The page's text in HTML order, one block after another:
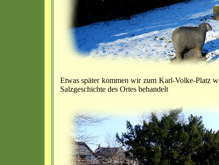
Etwas später kommen wir zum Karl-Volke-Platz
Salzgeschichte des Ortes behandelt